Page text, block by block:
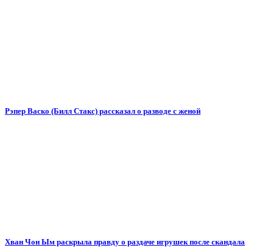
Рэпер Васко (Билл Стакс) рассказал о разводе с женой
Хван Чон Ым раскрыла правду о раздаче игрушек после скандала